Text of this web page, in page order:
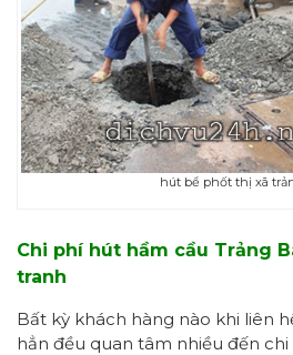
hút bể phốt thị xã
Chi phí hút hầm cầu Trảng
tranh
Bất kỳ khách hàng nào khi liên
hẳn đều quan tâm nhiều đến